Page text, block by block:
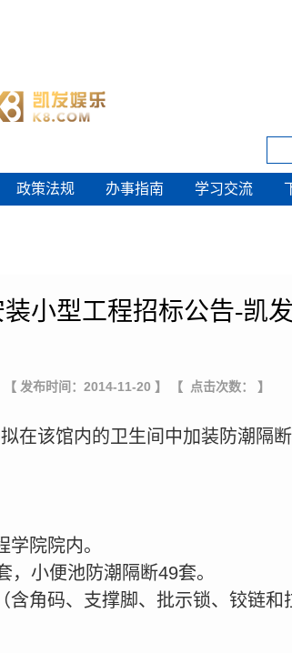
政策法规
政策法规 办事指南
办事指南 学习交流
学习交流
小型工程招标公告-凯
【 发布时间：2014-11-20 】 【 点击次数： 】
在该馆内的卫生间中加装防潮隔
院院内。
小便池防潮隔断49套。
角码、支撑脚、批示锁、铰链和